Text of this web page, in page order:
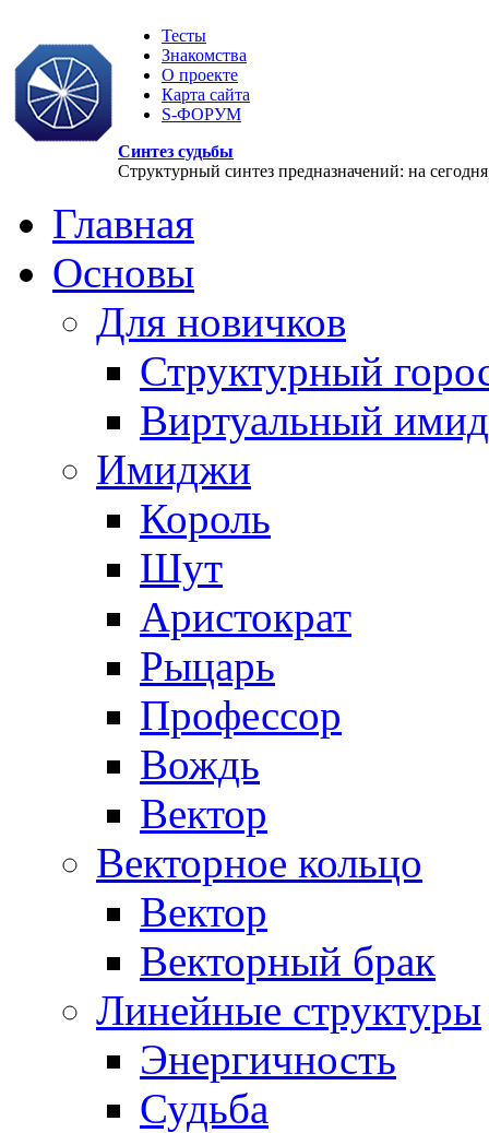
Тесты
Знакомства
О проекте
Карта сайта
S-ФОРУМ
Синтез судьбы
Структурный синтез предназначений: на
Главная
Основы
Для новичков
Структурный
Виртуальный
Имиджи
Король
Шут
Аристократ
Рыцарь
Профессор
Вождь
Вектор
Векторное кольцо
Вектор
Векторный брак
Линейные структуры
Энергичность
Судьба